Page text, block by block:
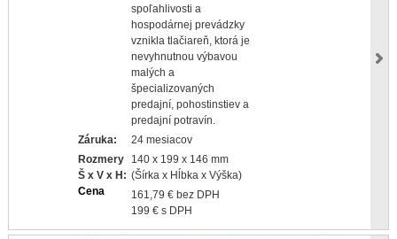
spoľahlivosti a
hospodárnej prevádzky
vznikla tlačiareň, ktorá je
nevyhnutnou výbavou
malých a
špecializovaných
predajní, pohostinstiev a
predajní potravín.
Záruka:
24 mesiacov
Rozmery
Š x V x H:
140 x 199 x 146 mm
(Šírka x Hĺbka x Výška)
Cena
161,79 € bez DPH
199 € s DPH